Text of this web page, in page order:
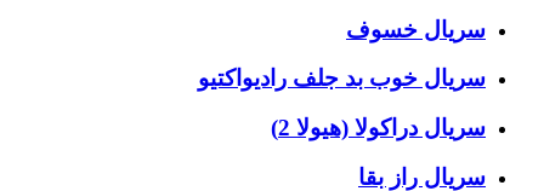
سریال خسوف
سریال خوب بد جلف رادیواکتیو
سریال دراکولا (هیولا 2)
سریال راز بقا